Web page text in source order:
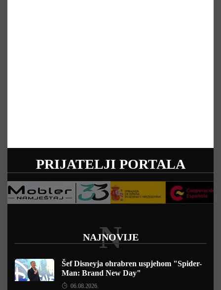
PRIJATELJI PORTALA
NAJNOVIJE
N
Šef Disneyja ohrabren uspjehom "Spider-
Man: Brand New Day"
06.08.2026.